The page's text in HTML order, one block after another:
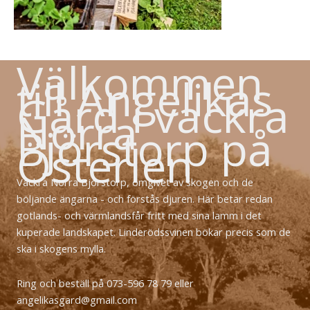
Välkommen
till Angelikas
Gård i vackra
Norra
Björstorp på
Österlen
Vackra Norra Björstorp, omgivet av skogen och de
böljande ängarna - och förstås djuren. Här betar redan
gotlands- och värmlandsfår fritt med sina lamm i det
kuperade landskapet. Linderödssvinen bökar precis som de
ska i skogens mylla.
Ring och beställ på 073-596 78 79 eller
angelikasgard@gmail.com